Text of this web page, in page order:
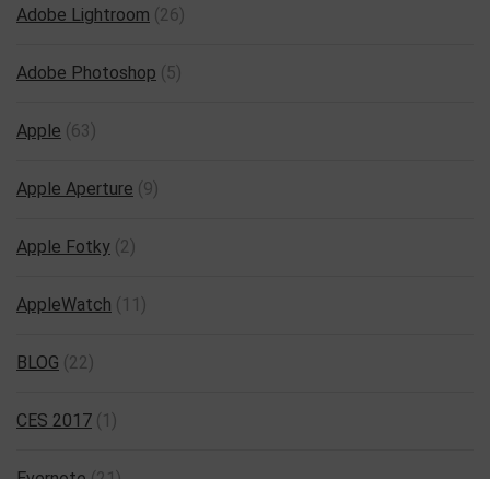
Adobe Lightroom (26)
Adobe Photoshop (5)
Apple (63)
Apple Aperture (9)
Apple Fotky (2)
AppleWatch (11)
BLOG (22)
CES 2017 (1)